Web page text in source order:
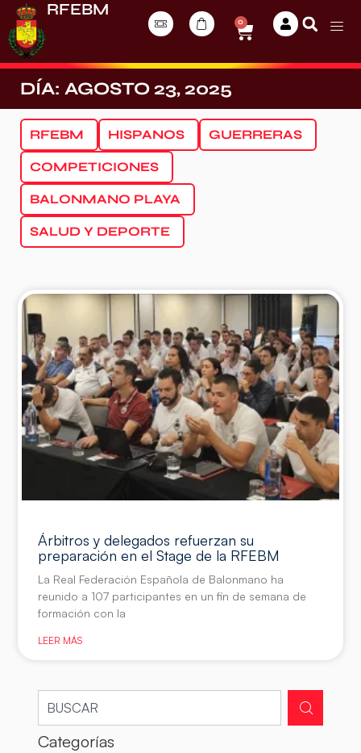
RFEBM
0
DÍA: AGOSTO 23, 2025
RFEBM HISPANOS GUERRERAS
COMPETICIONES
BALONMANO PLAYA
SALUD Y DEPORTE
Árbitros y delegados refuerzan su
preparación en el Stage de la RFEBM
La Real Federación Española de Balonmano ha
reunido a 107 participantes en un fin de semana de
formación con la
LEER MÁS
Categorías